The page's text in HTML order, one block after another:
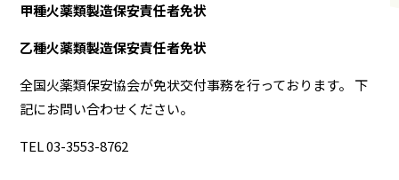
甲種火薬類製造保安責任者免状
乙種火薬類製造保安責任者免状
全国火薬類保安協会が免状交付事務を行っております。 下
記にお問い合わせください。
TEL 03-3553-8762